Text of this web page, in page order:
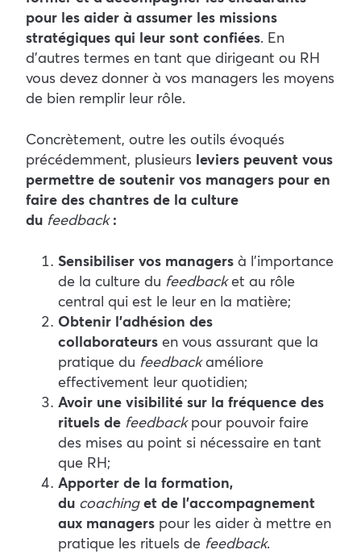
pour les aider à assumer les missions
stratégiques qui leur sont confiées. En
d’autres termes en tant que dirigeant ou RH
vous devez donner à vos managers les moyens
de bien remplir leur rôle.
Concrètement, outre les outils évoqués
précédemment, plusieurs leviers peuvent vous
permettre de soutenir vos managers pour en
faire des chantres de la culture
du feedback:
Sensibiliser vos managers à l’importance
de la culture du feedbacket au rôle
central qui est le leur en la matière ;
Obtenir l’adhésion des
collaborateurs en vous assurant que la
pratique du feedbackaméliore
effectivement leur quotidien ;
Avoir une visibilité sur la fréquence des
rituels de feedback pour pouvoir faire
des mises au point si nécessaire en tant
que RH ;
Apporter de la formation,
du coachinget de l’accompagnement
aux managers pour les aider à mettre en
pratique les rituels de feedback.